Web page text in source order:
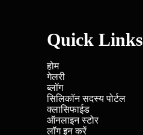
Quick Links
होम
गेलरी
ब्लॉग
सिलिकॉन सदस्य पोर्टल
क्लासिफाईड
ऑनलाइन स्टोर
लॉग इन करें